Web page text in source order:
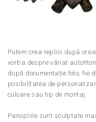
Putem crea replici după
vorba despre vânat
după documentație foto, fie
posibilitatea de
culoare sau tip de montaj.
Panopliile sunt sculptate